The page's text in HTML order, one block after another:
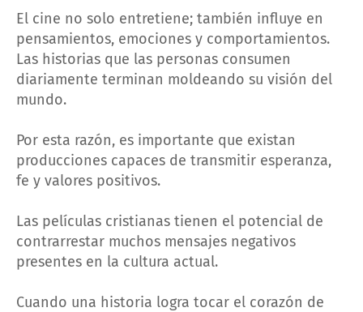
El cine no solo entretiene; también influye en
pensamientos, emociones y comportamientos.
Las historias que las personas consumen
diariamente terminan moldeando su visión del
mundo.
Por esta razón, es importante que existan
producciones capaces de transmitir esperanza,
fe y valores positivos.
Las películas cristianas tienen el potencial de
contrarrestar muchos mensajes negativos
presentes en la cultura actual.
Cuando una historia logra tocar el corazón de